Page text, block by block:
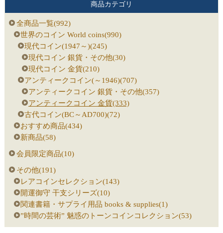
商品カテゴリ
全商品一覧(992)
世界のコイン World coins(990)
現代コイン(1947～)(245)
現代コイン 銀貨・その他(30)
現代コイン 金貨(210)
アンティークコイン(～1946)(707)
アンティークコイン 銀貨・その他(357)
アンティークコイン 金貨(333)
古代コイン(BC～AD700)(72)
おすすめ商品(434)
新商品(58)
会員限定商品(10)
その他(191)
レアコインセレクション(143)
開運御守 干支シリーズ(10)
関連書籍・サプライ用品 books & supplies(1)
”時間の芸術” 魅惑のトーンコインコレクション(53)